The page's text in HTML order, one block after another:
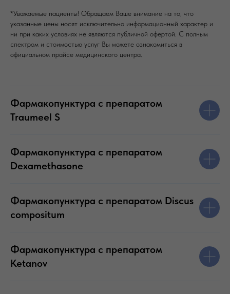
*Уважаемые пациенты! Обращаем Ваше внимание на то, что
указанные цены носят исключительно информационный характер и
ни при каких условиях не являются публичной офертой. С полным
спектром и стоимостью услуг Вы можете ознакомиться в
официальном прайсе медицинского центра.
Фармакопунктура с препаратом
Traumeel S
Фармакопунктура с препаратом
Dexamethasone
Фармакопунктура с препаратом Discus
compositum
Фармакопунктура с препаратом
Ketanov